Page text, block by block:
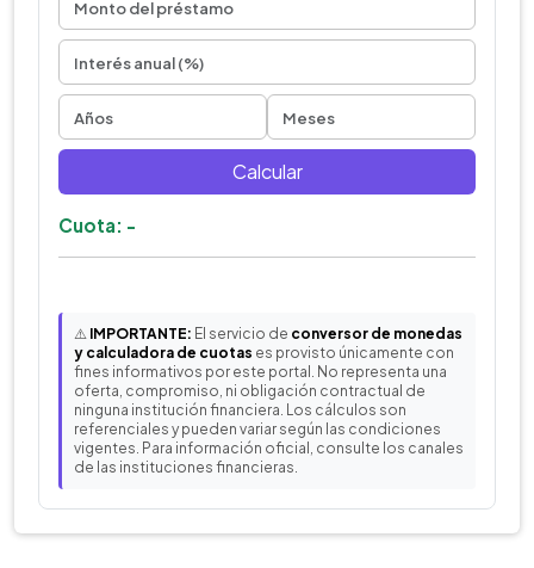
Calcular
Cuota: -
⚠️ IMPORTANTE: El servicio de conversor de monedas
y calculadora de cuotas es provisto únicamente con
fines informativos por este portal. No representa una
oferta, compromiso, ni obligación contractual de
ninguna institución financiera. Los cálculos son
referenciales y pueden variar según las condiciones
vigentes. Para información oficial, consulte los canales
de las instituciones financieras.